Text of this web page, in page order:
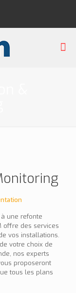
une refonte
offre des services
vos installations.
votre choix de
nos experts
proposeront
tous les plans